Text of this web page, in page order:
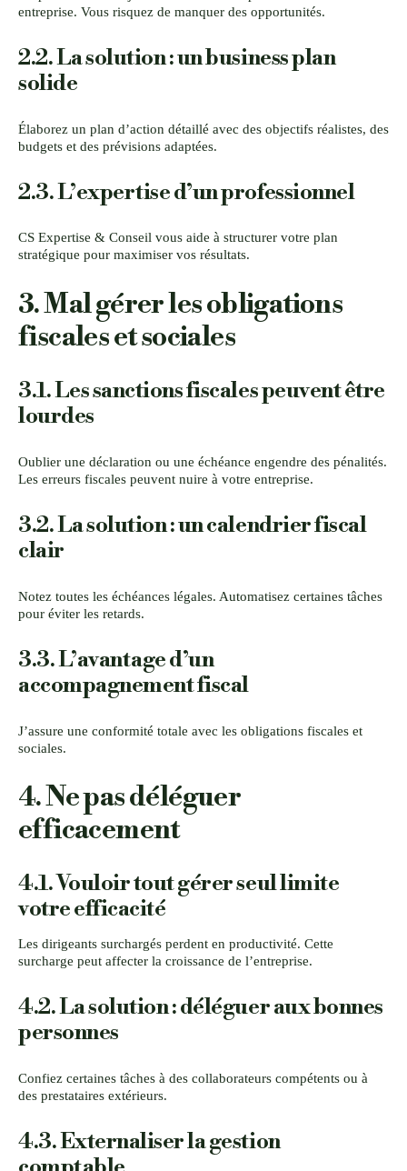
entreprise. Vous risquez de manquer des opportunités.
2.2. La solution : un business plan
solide
Élaborez un plan d’action détaillé avec des objectifs réalistes, des
budgets et des prévisions adaptées.
2.3. L’expertise d’un professionnel
CS Expertise & Conseil vous aide à structurer votre plan
stratégique pour maximiser vos résultats.
3. Mal gérer les obligations
fiscales et sociales
3.1. Les sanctions fiscales peuvent être
lourdes
Oublier une déclaration ou une échéance engendre des pénalités.
Les erreurs fiscales peuvent nuire à votre entreprise.
3.2. La solution : un calendrier fiscal
clair
Notez toutes les échéances légales. Automatisez certaines tâches
pour éviter les retards.
3.3. L’avantage d’un
accompagnement fiscal
J’assure une conformité totale avec les obligations fiscales et
sociales.
4. Ne pas déléguer
efficacement
4.1. Vouloir tout gérer seul limite
votre efficacité
Les dirigeants surchargés perdent en productivité. Cette
surcharge peut affecter la croissance de l’entreprise.
4.2. La solution : déléguer aux bonnes
personnes
Confiez certaines tâches à des collaborateurs compétents ou à
des prestataires extérieurs.
4.3. Externaliser la gestion